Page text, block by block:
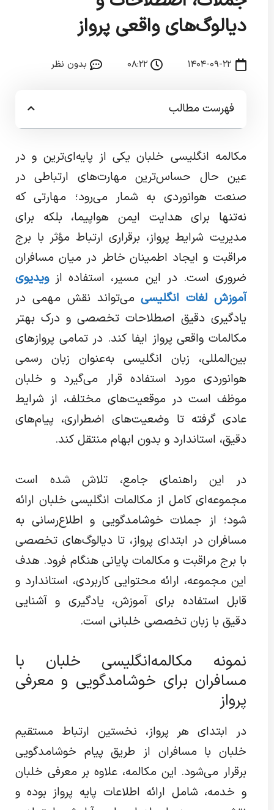
دیالوگ‌های واقعی پرواز
۱۴۰۴-۰۹-۲۲ ۰۸:۲۲ بدون نظر
فهرست مطالب
مکالمه انگلیسی خلبان یکی از پایه‌ای‌ترین و در
عین حال حساس‌ترین مهارت‌های ارتباطی در
صنعت هوانوردی به شمار می‌رود؛ مهارتی که
نه‌تنها برای هدایت ایمن هواپیما، بلکه برای
مدیریت شرایط پرواز، برقراری ارتباط مؤثر با برج
مراقبت و ایجاد اطمینان خاطر در میان مسافران
ضروری است. در این مسیر، استفاده از ویدیوی
آموزش لغات انگلیسیمی‌تواند نقش مهمی در
یادگیری دقیق اصطلاحات تخصصی و درک بهتر
مکالمات واقعی پرواز ایفا کند. در تمامی پروازهای
بین‌المللی، زبان انگلیسی به‌عنوان زبان رسمی
هوانوردی مورد استفاده قرار می‌گیرد و خلبان
موظف است در موقعیت‌های مختلف، از شرایط
عادی گرفته تا وضعیت‌های اضطراری، پیام‌های
دقیق، استاندارد و بدون ابهام منتقل کند.
در این راهنمای جامع، تلاش شده است
مجموعه‌ای کامل از مکالمات انگلیسی خلبان ارائه
شود؛ از جملات خوشامدگویی و اطلاع‌رسانی به
مسافران در ابتدای پرواز، تا دیالوگ‌های تخصصی
با برج مراقبت و مکالمات پایانی هنگام فرود. هدف
این مجموعه، ارائه محتوایی کاربردی، استاندارد و
قابل استفاده برای آموزش، یادگیری و آشنایی
دقیق با زبان تخصصی خلبانی است.
نمونه مکالمه‌انگلیسی خلبان با
مسافران برای خوشامدگویی و معرفی
پرواز
در ابتدای هر پرواز، نخستین ارتباط مستقیم
خلبان با مسافران از طریق پیام خوشامدگویی
برقرار می‌شود. این مکالمه، علاوه بر معرفی خلبان
و خدمه، شامل ارائه اطلاعات پایه پرواز بوده و